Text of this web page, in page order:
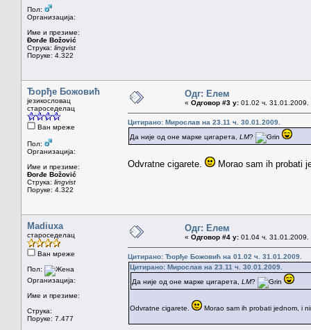
Пол:
Организација:
Име и презиме:
Đorđe Božović
Струка: lingvist
Поруке: 4.322
Ђорђе Божовић
језикословац
староседелац
Ван мреже
Пол:
Организација:
Име и презиме:
Đorđe Božović
Струка: lingvist
Поруке: 4.322
Одг: Елем
« Одговор #3 у: 01.02 ч. 31.01.2009.
Цитирано: Мирослав на 23.11 ч. 30.01.2009.
Да није од оне марке цигарета, LM?
Odvratne cigarete. Morao sam ih probati
Madiuxa
староседелац
Ван мреже
Пол:
Организација:
Име и презиме:
Струка:
Поруке: 7.477
Одг: Елем
« Одговор #4 у: 01.04 ч. 31.01.2009.
Цитирано: Ђорђе Божовић на 01.02 ч. 31.01.2009.
Цитирано: Мирослав на 23.11 ч. 30.01.2009.
Да није од оне марке цигарета, LM?
Odvratne cigarete. Morao sam ih probati jednom, i